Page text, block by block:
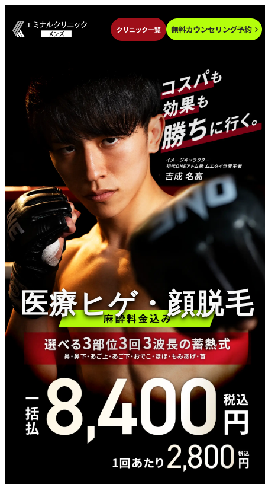
医療ヒゲ・顔脱毛